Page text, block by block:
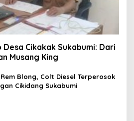
Cikakak Sukabumi: Dari
Musang King
Blong, Colt Diesel Terperosok
Cikidang Sukabumi